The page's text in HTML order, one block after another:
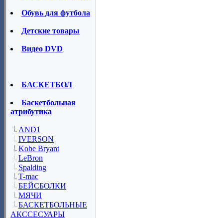
Обувь для футбола
Детские товары
Видео DVD
БАСКЕТБОЛ
Баскетбольная
атрибутика
AND1
IVERSON
Kobe Bryant
LeBron
Spalding
T-mac
БЕЙСБОЛКИ
МЯЧИ
БАСКЕТБОЛЬНЫЕ
АКССЕСУАРЫ